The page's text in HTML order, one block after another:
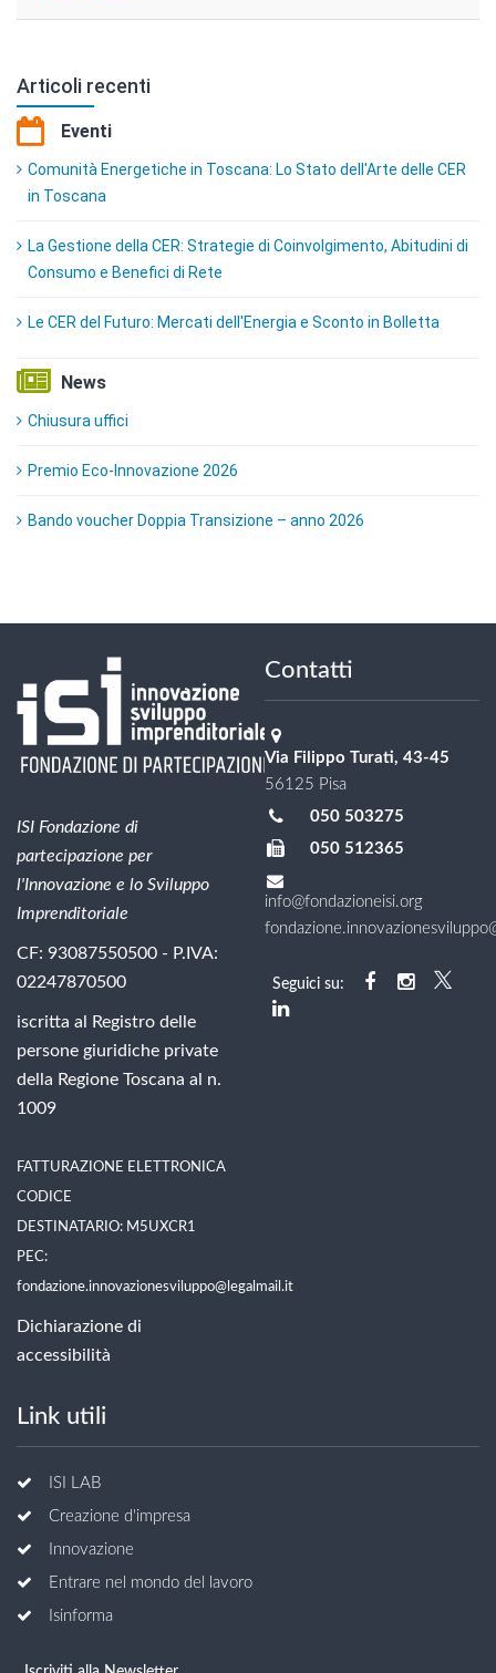
Articoli recenti
Eventi
Comunità Energetiche in Toscana: Lo Stato dell'Arte delle CER
in Toscana
La Gestione della CER: Strategie di Coinvolgimento, Abitudini di
Consumo e Benefici di Rete
Le CER del Futuro: Mercati dell'Energia e Sconto in Bolletta
News
Chiusura uffici
Premio Eco-Innovazione 2026
Bando voucher Doppia Transizione – anno 2026
ISI Fondazione di
partecipazione per
l'Innovazione e lo Sviluppo
Imprenditoriale
CF: 93087550500 - P.IVA:
02247870500
iscritta al Registro delle
persone giuridiche private
della Regione Toscana al n.
1009
FATTURAZIONE ELETTRONICA
CODICE
DESTINATARIO: M5UXCR1
PEC:
fondazione.innovazionesviluppo@legalmail.it
Dichiarazione di
accessibilità
Contatti
Via Filippo Turati, 43-45
56125 Pisa
050 503275
050 512365
info@fondazioneisi.org
Seguici su:
Link utili
ISI LAB
Creazione d'impresa
Innovazione
Entrare nel mondo del lavoro
Isinforma